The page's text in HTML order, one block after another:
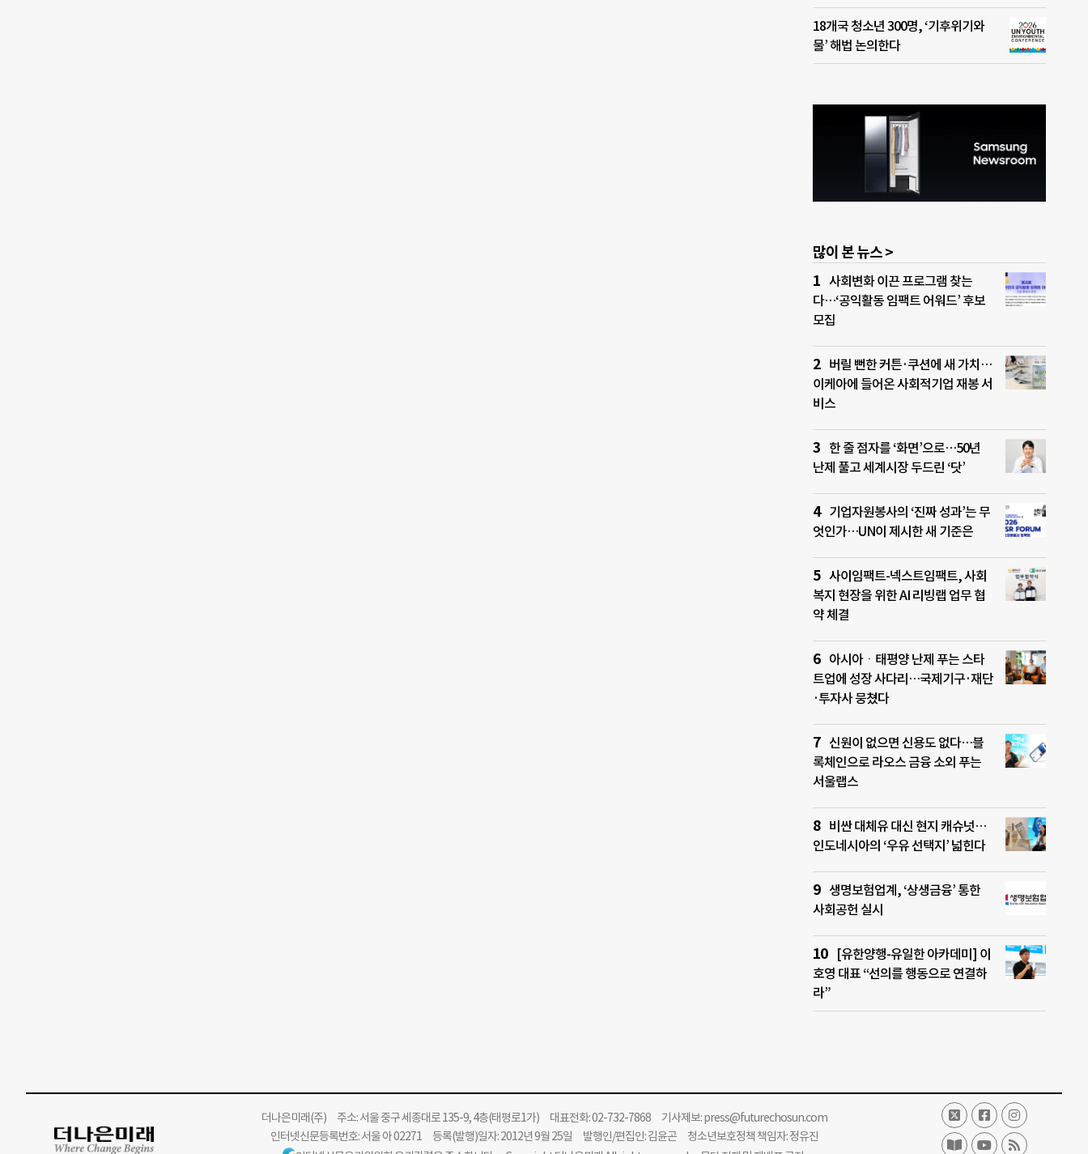
18개국 청소년 300명, ‘기후위기와
물’ 해법 논의한다
많이 본 뉴스 >
사회변화 이끈 프로그램 찾는
다…‘공익활동 임팩트 어워드’ 후보
모집
버릴 뻔한 커튼·쿠션에 새 가치…
이케아에 들어온 사회적기업 재봉 서
비스
한 줄 점자를 ‘화면’으로…50년
난제 풀고 세계시장 두드린 ‘닷’
기업자원봉사의 ‘진짜 성과’는 무
엇인가…UN이 제시한 새 기준은
사이임팩트-넥스트임팩트, 사회
복지 현장을 위한 AI 리빙랩 업무 협
약 체결
아시아ㆍ태평양 난제 푸는 스타
트업에 성장 사다리…국제기구·재단
·투자사 뭉쳤다
신원이 없으면 신용도 없다…블
록체인으로 라오스 금융 소외 푸는
서울랩스
비싼 대체유 대신 현지 캐슈넛…
인도네시아의 ‘우유 선택지’ 넓힌다
생명보험업계, ‘상생금융’ 통한
사회공헌 실시
[유한양행-유일한 아카데미] 이
호영 대표 “선의를 행동으로 연결하
라”
더나은미래(주)주소: 서울 중구 세종대로 135-9, 4층(태평로1가) 대표전화: 02-732-7868 기사제보:press@futurechosun.com
인터넷신문등록번호: 서울 아 02271 등록(발행)일자: 2012년 9월 25일 발행인/편집인: 김윤곤 청소년보호정책 책임자: 정유진